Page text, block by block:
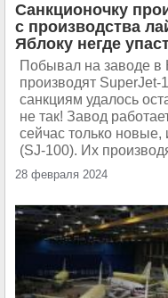
Санкционочку
с производства
Яблоку негде
Побывал на заводе в
производят
санкциям удалось
не так! Завод
сейчас только
(SJ-100). Их
28 февраля 2024